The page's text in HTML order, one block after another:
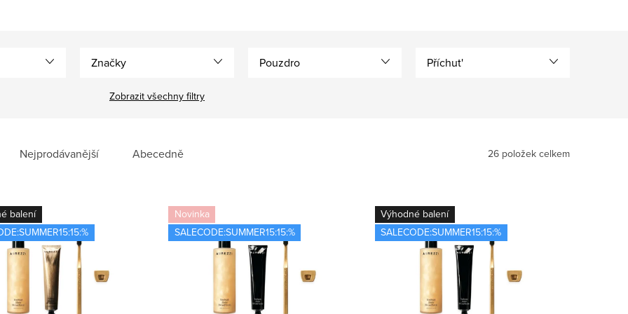
Značky Pouzdro Příchut'
Zobrazit všechny filtry
Nejprodávanější Abecedně 26 položek celkem
balení
Novinka
SALECODE:SUMMER15:15:%
Výhodné balení
SALECODE:SUMMER15:15:%